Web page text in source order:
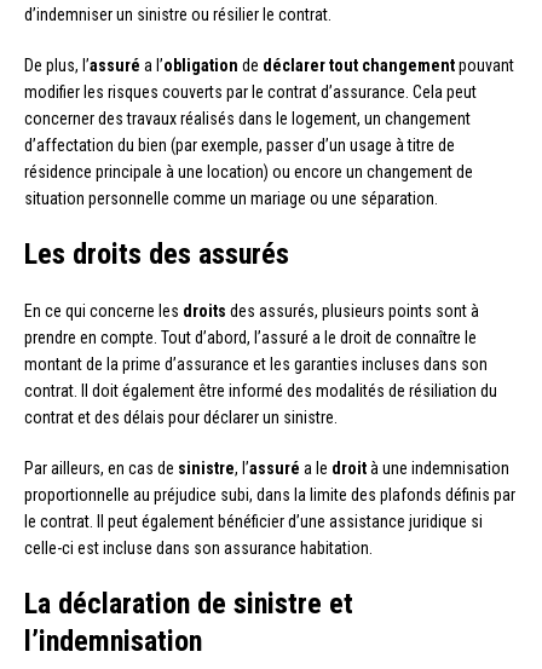
d’indemniser un sinistre ou résilier le contrat.
De plus, l’assuré a l’obligation de déclarer tout changementpouvant
modifier les risques couverts par le contrat d’assurance. Cela peut
concerner des travaux réalisés dans le logement, un changement
d’affectation du bien (par exemple, passer d’un usage à titre de
résidence principale à une location) ou encore un changement de
situation personnelle comme un mariage ou une séparation.
Les droits des assurés
En ce qui concerne les droits des assurés, plusieurs points sont à
prendre en compte. Tout d’abord, l’assuré a le droit de connaître le
montant de la prime d’assurance et les garanties incluses dans son
contrat. Il doit également être informé des modalités de résiliation du
contrat et des délais pour déclarer un sinistre.
Par ailleurs, en cas de sinistre, l’assuré a le droità une indemnisation
proportionnelle au préjudice subi, dans la limite des plafonds définis par
le contrat. Il peut également bénéficier d’une assistance juridique si
celle-ci est incluse dans son assurance habitation.
La déclaration de sinistre et
l’indemnisation